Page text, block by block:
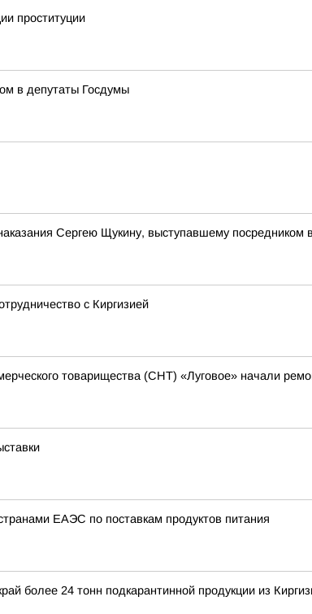
проституции
в депутаты Госдумы
Сергею Щукину, выступавшему посредником
с Киргизией
товарищества (СНТ) «Луговое» начали
ЕАЭС по поставкам продуктов питания
более 24 тонн подкарантинной продукции из